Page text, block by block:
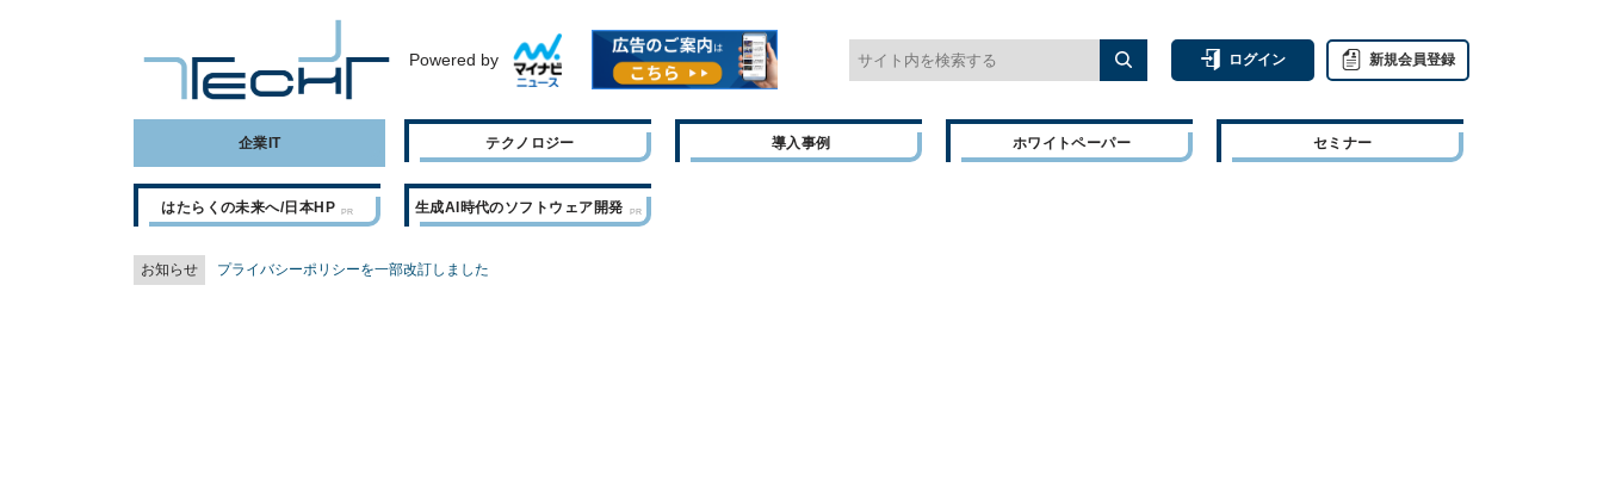
Powered by ログイン 新規会員登録
企業IT テクノロジー 導入事例 ホワイトペーパー セミナー
はたらくの未来へ/日本HP 生成AI時代のソフトウェア開発
お知らせ プライバシーポリシーを一部改訂しました